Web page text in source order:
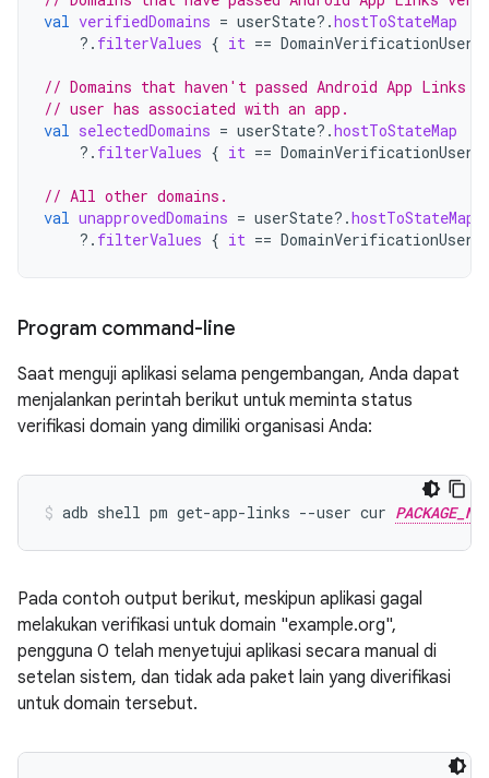
val verifiedDomains = userState?.hostToStateMap
?. filterValues { it ==
// Domains that haven't passed Android App
// user has associated with an app.
val selectedDomains = userState?.hostToStateMap
?. filterValues { it ==
// All other domains.
val unapprovedDomains = userState?.hostToStateMap
?. filterValues { it ==
Program command-line
Saat menguji aplikasi selama pengembangan, Anda dapat
menjalankan perintah berikut untuk meminta status
verifikasi domain yang dimiliki organisasi Anda:
adb shell pm get-app-links --user cur
Pada contoh output berikut, meskipun aplikasi gagal
melakukan verifikasi untuk domain "example.org",
pengguna 0 telah menyetujui aplikasi secara manual di
setelan sistem, dan tidak ada paket lain yang diverifikasi
untuk domain tersebut.